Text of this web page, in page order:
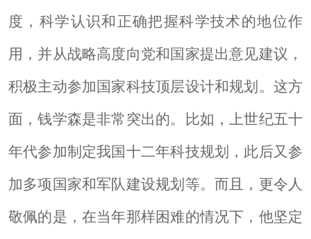
度，科学认识和正确把握科学技术的地位作
用，并从战略高度向党和国家提出意见建议，
积极主动参加国家科技顶层设计和规划。这方
面，钱学森是非常突出的。比如，上世纪五十
年代参加制定我国十二年科技规划，此后又参
加多项国家和军队建设规划等。而且，更令人
敬佩的是，在当年那样困难的情况下，他坚定